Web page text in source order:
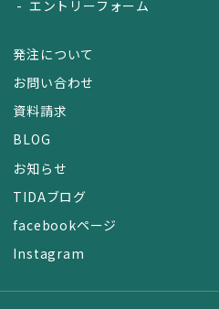
エントリーフォーム
発注について
お問い合わせ
資料請求
BLOG
お知らせ
TIDAブログ
facebookページ
Instagram